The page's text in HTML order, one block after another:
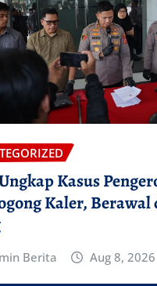
Kasus
Kaler,
Berita Aug 8, 2026